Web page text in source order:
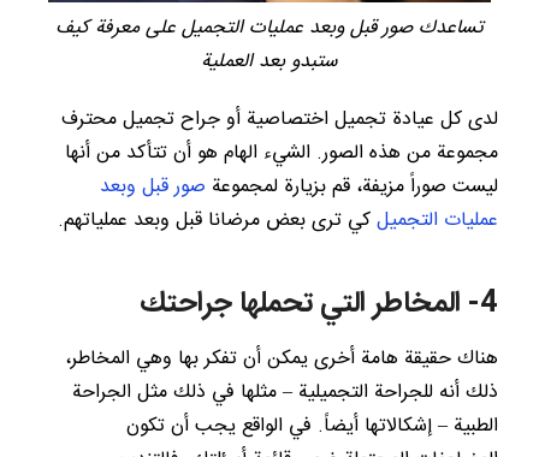
تساعدك صور قبل وبعد عمليات التجميل على معرفة كيف
ستبدو بعد العملية
لدى كل عيادة تجميل اختصاصية أو جراح تجميل محترف
مجموعة من هذه الصور. الشيء الهام هو أن تتأكد من أنها
ليست صوراً مزيفة، قم بزيارة لمجموعة صور قبل وبعد
عمليات التجميلكي ترى بعض مرضانا قبل وبعد عملياتهم.
4- المخاطر التي تحملها جراحتك
هناك حقيقة هامة أخرى يمكن أن تفكر بها وهي المخاطر،
ذلك أنه للجراحة التجميلية – مثلها في ذلك مثل الجراحة
الطبية – إشكالاتها أيضاً. في الواقع يجب أن تكون